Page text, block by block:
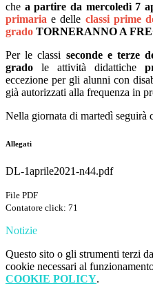
che a partire da mercoledì 7
primaria e delle classi prime
grado TORNERANNO A
Per le classi seconde e terze
grado le attività didattiche
eccezione per gli alunni con
già autorizzati alla frequenza in
Nella giornata di martedì seguirà
Allegati
DL-1aprile2021-n44.pdf
File PDF
Contatore click: 71
Notizie
Questo sito o gli strumenti terzi
cookie necessari al
COOKIE POLICY.